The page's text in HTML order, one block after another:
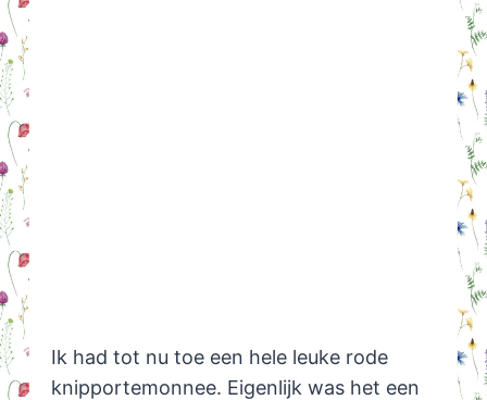
Ik had tot nu toe een hele leuke rode
knipportemonnee. Eigenlijk was het een